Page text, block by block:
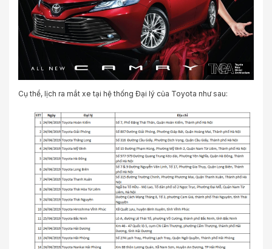
Cụ thể, lịch ra mắt xe tại hệ thống Đại lý của Toyota như sau: